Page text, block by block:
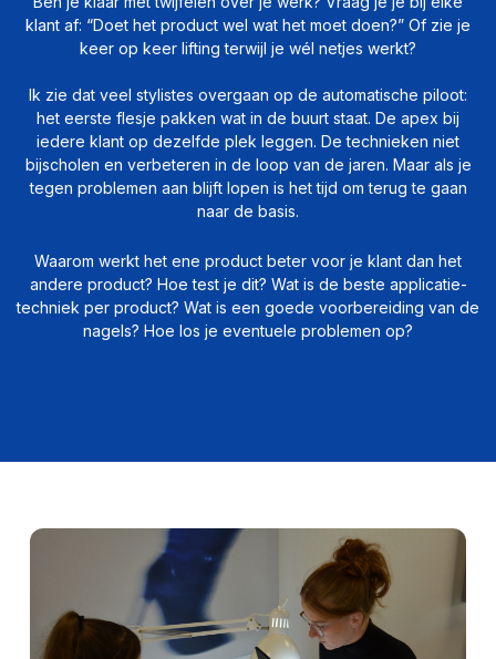
klant af: “Doet het product wel wat het moet doen?” Of zie je
keer op keer lifting terwijl je wél netjes werkt?
Ik zie dat veel stylistes overgaan op de automatische piloot:
het eerste flesje pakken wat in de buurt staat. De apex bij
iedere klant op dezelfde plek leggen. De technieken niet
bijscholen en verbeteren in de loop van de jaren. Maar als je
tegen problemen aan blijft lopen is het tijd om terug te gaan
naar de basis.
Waarom werkt het ene product beter voor je klant dan het
andere product? Hoe test je dit? Wat is de beste applicatie-
techniek per product? Wat is een goede voorbereiding van de
nagels? Hoe los je eventuele problemen op?